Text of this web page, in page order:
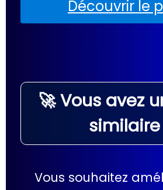
Découvrir le
🚀 Vous avez
similaire
Vous souhaitez